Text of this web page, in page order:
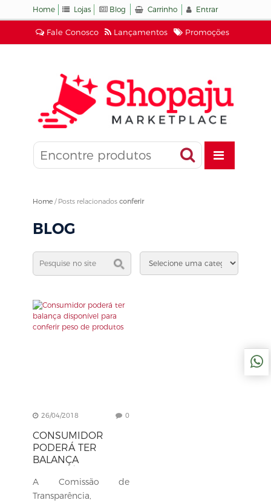
Fale Conosco Lançamentos Promoções
Home Lojas Blog Carrinho Entrar
Home / Posts relacionados conferir
BLOG
26/04/2018 0
CONSUMIDOR
PODERÁ TER
BALANÇA
CONFERIR PESO
DE PRODUTOS
A Comissão de
Transparência,